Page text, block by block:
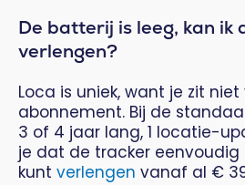
De batterij is leeg, kan ik
verlengen?
Loca is uniek, want je zit
abonnement. Bij de
3 of 4 jaar lang, 1 locatie-
je dat de tracker eenvoudig
kunt verlengen vanaf al €